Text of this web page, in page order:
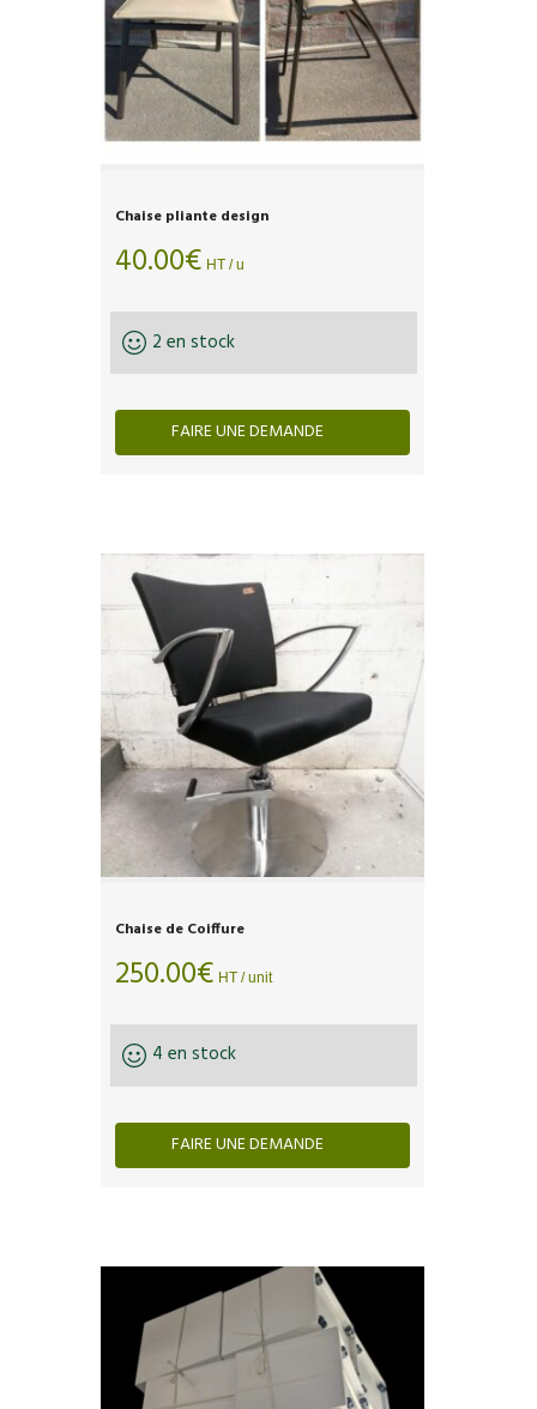
Chaise pliante design
40.00€ HT / u
2 en stock
FAIRE UNE DEMANDE
Chaise de Coiffure
250.00€ HT / unit
4 en stock
FAIRE UNE DEMANDE